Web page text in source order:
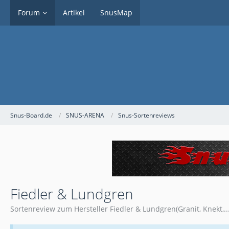
Forum Artikel SnusMap
Snus-Board.de SNUS-ARENA Snus-Sortenreviews
Fiedler & Lundgren
Sortenreview zum Hersteller Fiedler & Lundgren(Granit,